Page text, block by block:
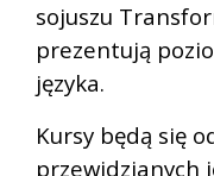
sojuszu
prezentują
języka.
Kursy będą się
przewidzianych